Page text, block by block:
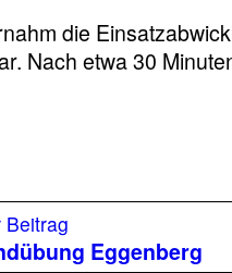
die
Nach etwa 30
Beitrag
Beitrag:
Eggenberg